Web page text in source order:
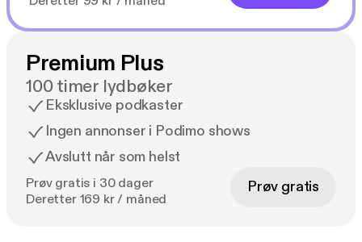
Premium Plus
100 timer lydbøker
Eksklusive podkaster
Ingen annonser i Podimo shows
Avslutt når som helst
Prøv gratis i 30 dager
Deretter 169 kr / måned
Prøv gratis